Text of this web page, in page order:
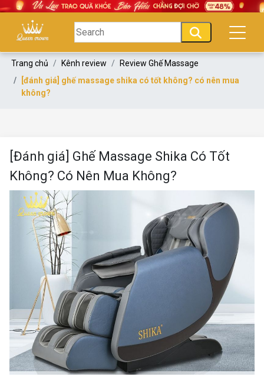
Trang chủ Kênh review
Review Ghế Massage
[đánh giá] ghế massage shika có tốt không? có nên mua
không?
[Đánh giá] Ghế Massage Shika Có Tốt
Không? Có Nên Mua Không?